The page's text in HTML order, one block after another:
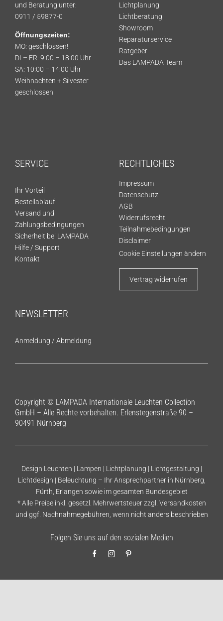
und Beratung unter:
0911 / 59877-0
Öffnungszeiten:
MO: geschlossen!
DI – FR: 9:00 – 18:00 Uhr
SA: 10:00 – 14:00 Uhr
Weihnachten + Silvester
geschlossen
Lichtplanung
Lichtberatung
Showroom
Reparaturservice
Ratgeber
Das LAMPADA Team
SERVICE
Ihr Vorteil
Bestellablauf
Versand und
Zahlungsbedingungen
Sicherheit bei LAMPADA
Hilfe / Support
Kontakt
RECHTLICHES
Impressum
Datenschutz
AGB
Widerrufsrecht
Teilnahmebedingungen
Disclaimer
Cookie Einstellungen ändern
Vertrag widerrufen
NEWSLETTER
Anmeldung / Abmeldung
Copyright © LAMPADA Internationale Leuchten Collection
GmbH – Alle Rechte vorbehalten. Erlenstegenstraße 90 –
90491 Nürnberg
Design Leuchten | Lampen | Lichtplanung | Lichtgestaltung |
Lichtdesign | Beleuchtung – Ihr Ansprechpartner in Nürnberg,
Fürth, Erlangen sowie im gesamten Bundesgebiet
* Alle Preise inkl. gesetzl. Mehrwertsteuer zzgl. Versandkosten
und ggf. Nachnahmegebühren, wenn nicht anders beschrieben
Folgen Sie uns auf den sozialen Medien